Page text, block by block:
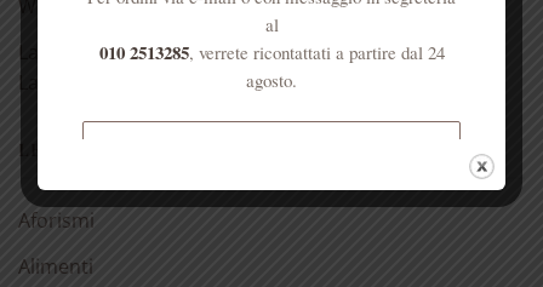
Whatsapp
La ricetta: massaggio decontratturante Arnica e
LE NOSTRE RUBRICHE
Aforismi
Alimenti
al
010 2513285, verrete ricontattati a partire dal 24
agosto.
superiori a € 50